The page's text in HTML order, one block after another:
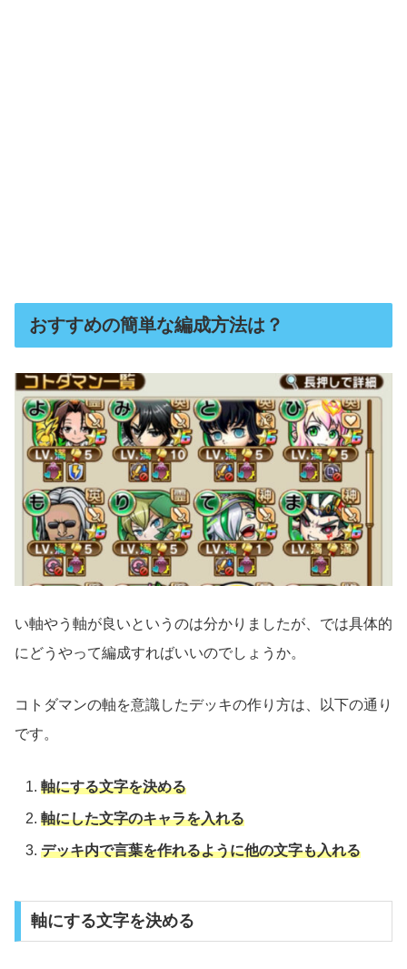
おすすめの簡単な編成方法は？
い軸やう軸が良いというのは分かりましたが、では具体的
にどうやって編成すればいいのでしょうか。
コトダマンの軸を意識したデッキの作り方は、以下の通り
です。
軸にする文字を決める
軸にした文字のキャラを入れる
デッキ内で言葉を作れるように他の文字も入れる
軸にする文字を決める